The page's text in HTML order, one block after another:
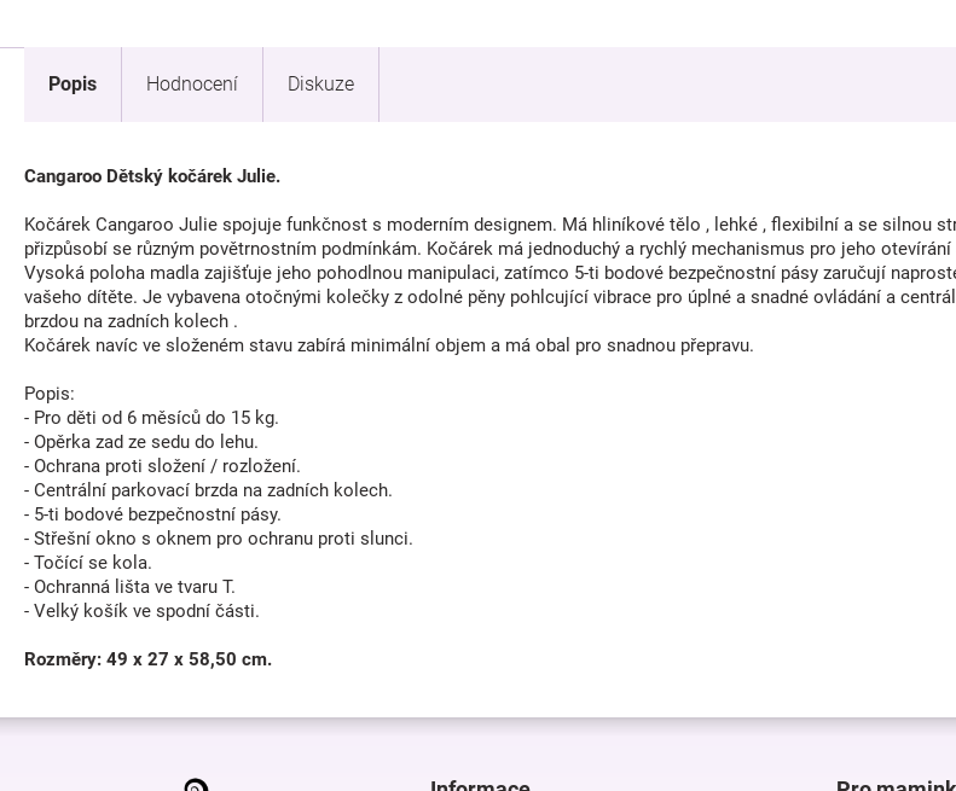
Popis Hodnocení Diskuze
Cangaroo Dětský kočárek Julie.
Kočárek Cangaroo Julie spojuje funkčnost s moderním designem. Má hliníkové tělo , lehké , flexibilní a se silnou
přizpůsobí se různým povětrnostním podmínkám. Kočárek má jednoduchý a rychlý mechanismus pro jeho otevírání
Vysoká poloha madla zajišťuje jeho pohodlnou manipulaci, zatímco 5-ti bodové bezpečnostní pásy zaručují
vašeho dítěte. Je vybavena otočnými kolečky z odolné pěny pohlcující vibrace pro úplné a snadné ovládání a
brzdou na zadních kolech .
Kočárek navíc ve složeném stavu zabírá minimální objem a má obal pro snadnou přepravu.
Popis:
- Pro děti od 6 měsíců do 15 kg.
- Opěrka zad ze sedu do lehu.
- Ochrana proti složení / rozložení.
- Centrální parkovací brzda na zadních kolech.
- 5-ti bodové bezpečnostní pásy.
- Střešní okno s oknem pro ochranu proti slunci.
- Točící se kola.
- Ochranná lišta ve tvaru T.
- Velký košík ve spodní části.
Rozměry: 49 x 27 x 58,50 cm.
Z